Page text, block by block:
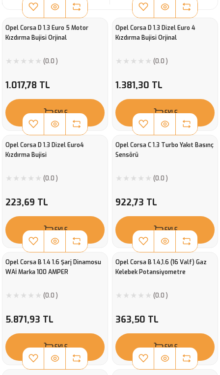
Opel Corsa D 1.3 Euro 5 Motor
Kızdırma Bujisi Orjinal
(0.0 )
1.017,78 TL
EKLE
Opel Corsa D 1.3 Dizel Euro 4
Kızdırma Bujisi Orjinal
(0.0 )
1.381,30 TL
EKLE
Opel Corsa D 1.3 Dizel Euro4
Kızdırma Bujisi
(0.0 )
223,69 TL
EKLE
Opel Corsa C 1.3 Turbo Yakıt Basınç
Sensörü
(0.0 )
922,73 TL
EKLE
Opel Corsa B 1.4 1.6 Şarj Dinamosu
WAİ Marka 100 AMPER
(0.0 )
5.871,93 TL
EKLE
Opel Corsa B 1.4,1.6 (16 Valf) Gaz
Kelebek Potansiyometre
(0.0 )
363,50 TL
EKLE